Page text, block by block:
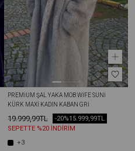
PREMIUM ŞAL YAKA MOB WİFE SUNI
KÜRK MAXI KADIN KABAN GRI
19.999,99TL 15.999,99TL
-20%
SEPETTE %20 İNDİRİM
+3